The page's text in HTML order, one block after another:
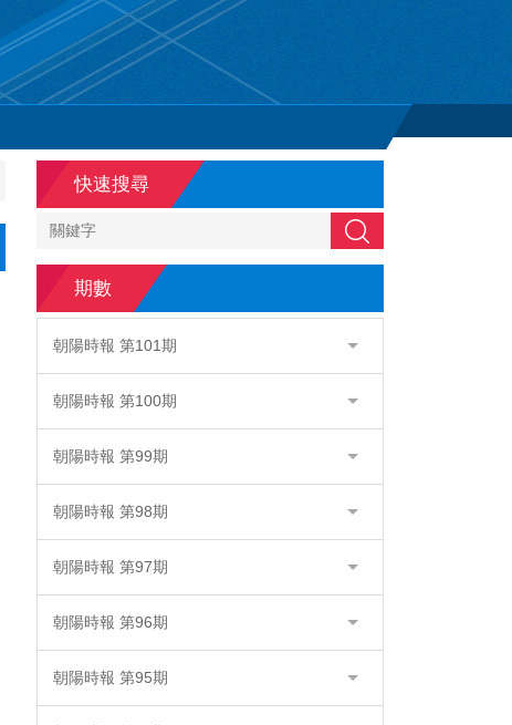
快速搜尋
搜尋
期數
朝陽時報 第101期
朝陽時報 第100期
朝陽時報 第99期
朝陽時報 第98期
朝陽時報 第97期
朝陽時報 第96期
朝陽時報 第95期